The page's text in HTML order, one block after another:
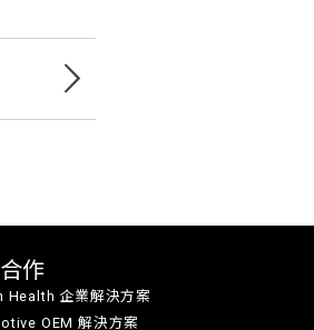
作
Health 企業解決方案
OEM 解決方案